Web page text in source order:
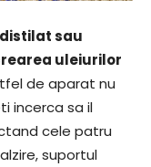
sau
uleiurilor
de aparat nu
incerca sa il
cele patru
suportul